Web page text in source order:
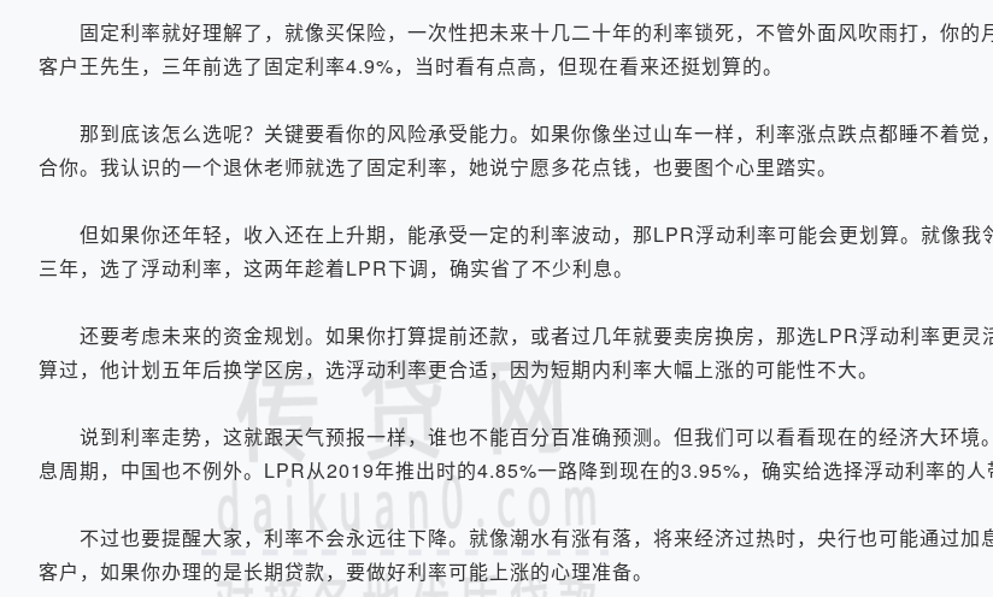
固定利率就好理解了，就像买保险，一次性把未来十几二十年的利率锁死，不管外面风吹雨打，你的
客户王先生，三年前选了固定利率4.9%，当时看有点高，但现在看来还挺划算的。
那到底该怎么选呢？关键要看你的风险承受能力。如果你像坐过山车一样，利率涨点跌点都睡不着觉
合你。我认识的一个退休老师就选了固定利率，她说宁愿多花点钱，也要图个心里踏实。
但如果你还年轻，收入还在上升期，能承受一定的利率波动，那LPR浮动利率可能会更划算。就像我
三年，选了浮动利率，这两年趁着LPR下调，确实省了不少利息。
还要考虑未来的资金规划。如果你打算提前还款，或者过几年就要卖房换房，那选LPR浮动利率更灵
算过，他计划五年后换学区房，选浮动利率更合适，因为短期内利率大幅上涨的可能性不大。
说到利率走势，这就跟天气预报一样，谁也不能百分百准确预测。但我们可以看看现在的经济大环境
息周期，中国也不例外。LPR从2019年推出时的4.85%一路降到现在的3.95%，确实给选择浮动利率的人
不过也要提醒大家，利率不会永远往下降。就像潮水有涨有落，将来经济过热时，央行也可能通过加
客户，如果你办理的是长期贷款，要做好利率可能上涨的心理准备。